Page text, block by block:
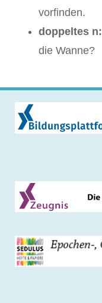
vorfinden.
doppeltes n:
die Wanne?